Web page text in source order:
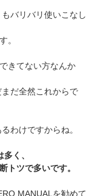
もバリバリ使いこなし
。
きてない方なんか
だ全然これからで
わけですからね。
く、
トツで多いです。
MANUALを勧めて